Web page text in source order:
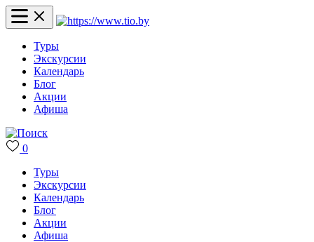
Туры
Экскурсии
Календарь
Блог
Акции
Афиша
0
Туры
Экскурсии
Календарь
Блог
Акции
Афиша